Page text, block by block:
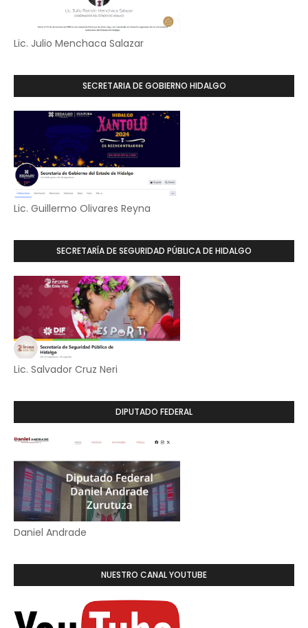
Lic. Julio Menchaca Salazar
SECRETARIA DE GOBIERNO HIDALGO
Lic. Guillermo Olivares Reyna
SECRETARÍA DE SEGURIDAD PÚBLICA DE HIDALGO
Lic. Salvador Cruz Neri
DIPUTADO FEDERAL
Daniel Andrade
NUESTRO CANAL YOUTUBE